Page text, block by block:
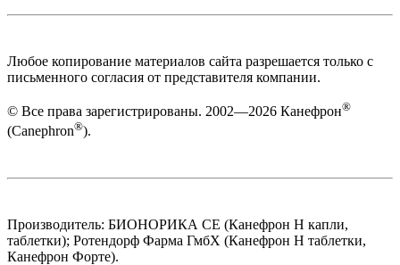
Любое копирование материалов сайта разрешается только с
письменного согласия от представителя компании.
© Все права зарегистрированы. 2002—2026 Канефрон®
(Canephron®).
Производитель: БИОНОРИКА СЕ (Канефрон Н капли,
таблетки); Ротендорф Фарма ГмбХ (Канефрон Н таблетки,
Канефрон Форте).